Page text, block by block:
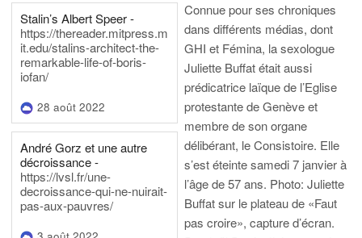
Stalin’s Albert Speer -
https://thereader.mitpress.m
it.edu/stalins-architect-the-
remarkable-life-of-boris-
iofan/
28 août 2022
André Gorz et une autre
décroissance -
https://lvsl.fr/une-
decroissance-qui-ne-nuirait-
pas-aux-pauvres/
Connue pour ses chroniques
dans différents médias, dont
GHI et Fémina, la sexologue
Juliette Buffat était aussi
prédicatrice laïque de l’Eglise
protestante de Genève et
membre de son organe
délibérant, le Consistoire. Elle
s’est éteinte samedi 7 janvier à
l’âge de 57 ans. Photo: Juliette
Buffat sur le plateau de «Faut
pas croire», capture d’écran.